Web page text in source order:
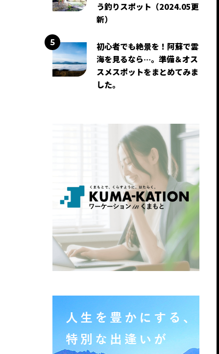
う釣りスポット（2024.05更
新）
初心者でも絶景を！阿蘇で雲
海を見るなら…。準備＆オス
スメスポットをまとめてみま
した。